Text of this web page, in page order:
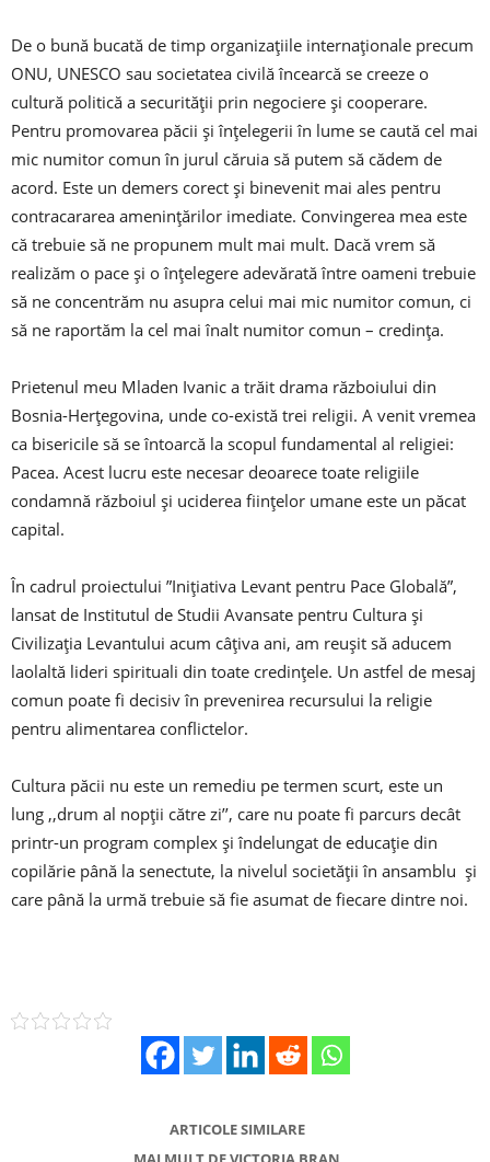
De o bună bucată de timp organizaţiile internaţionale precum
ONU, UNESCO sau societatea civilă încearcă se creeze o
cultură politică a securităţii prin negociere şi cooperare.
Pentru promovarea păcii şi înţelegerii în lume se caută cel mai
mic numitor comun în jurul căruia să putem să cădem de
acord. Este un demers corect şi binevenit mai ales pentru
contracararea ameninţărilor imediate. Convingerea mea este
că trebuie să ne propunem mult mai mult. Dacă vrem să
realizăm o pace şi o înţelegere adevărată între oameni trebuie
să ne concentrăm nu asupra celui mai mic numitor comun, ci
să ne raportăm la cel mai înalt numitor comun – credinţa.
Prietenul meu Mladen Ivanic a trăit drama războiului din
Bosnia-Herțegovina, unde co-există trei religii. A venit vremea
ca bisericile să se întoarcă la scopul fundamental al religiei:
Pacea. Acest lucru este necesar deoarece toate religiile
condamnă războiul și uciderea ființelor umane este un păcat
capital.
În cadrul proiectului ”Inițiativa Levant pentru Pace Globală”,
lansat de Institutul de Studii Avansate pentru Cultura și
Civilizația Levantului acum câțiva ani, am reușit să aducem
laolaltă lideri spirituali din toate credințele. Un astfel de mesaj
comun poate fi decisiv în prevenirea recursului la religie
pentru alimentarea conflictelor.
Cultura păcii nu este un remediu pe termen scurt, este un
lung ,,drum al nopții către zi’’, care nu poate fi parcurs decât
printr-un program complex și îndelungat de educație din
copilărie până la senectute, la nivelul societății în ansamblu și
care până la urmă trebuie să fie asumat de fiecare dintre noi.
ARTICOLE SIMILARE